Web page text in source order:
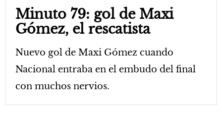
Minuto 79: gol de Maxi
Gómez, el rescatista
Nuevo gol de Maxi Gómez cuando
Nacional entraba en el embudo del final
con muchos nervios.